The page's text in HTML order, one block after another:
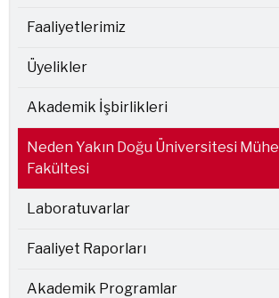
Faaliyetlerimiz
Üyelikler
Akademik İşbirlikleri
Neden Yakın Doğu Üniversitesi
Fakültesi
Laboratuvarlar
Faaliyet Raporları
Akademik Programlar